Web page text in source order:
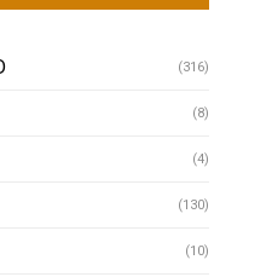
(316)
(8)
(4)
(130)
(10)